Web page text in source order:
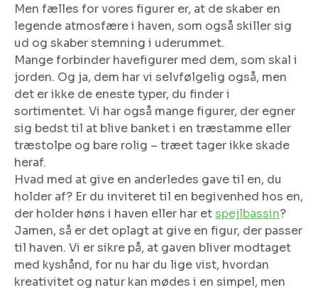
Men fælles for vores figurer er, at de skaber en
legende atmosfære i haven, som også skiller sig
ud og skaber stemning i uderummet.
Mange forbinder havefigurer med dem, som skal i
jorden. Og ja, dem har vi selvfølgelig også, men
det er ikke de eneste typer, du finder i
sortimentet. Vi har også mange figurer, der egner
sig bedst til at blive banket i en træstamme eller
træstolpe og bare rolig – træet tager ikke skade
heraf.
Hvad med at give en anderledes gave til en, du
holder af? Er du inviteret til en begivenhed hos en,
der holder høns i haven eller har etspejlbassin?
Jamen, så er det oplagt at give en figur, der passer
til haven. Vi er sikre på, at gaven bliver modtaget
med kyshånd, for nu har du lige vist, hvordan
kreativitet og natur kan mødes i en simpel, men